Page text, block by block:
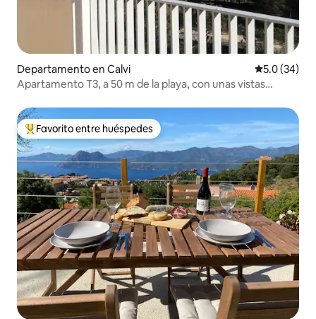
Departamento en Calvi Calificación
5.0 (34)
Apartamento T3, a 50 m de la playa, con unas vistas
De los mejores en Favorito entre huéspedes
Favorito entre huéspedes